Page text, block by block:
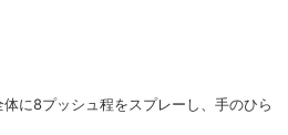
に8プッシュ程をスプレーし、手のひら